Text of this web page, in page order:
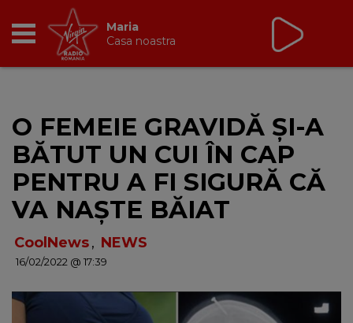
BREAKFAST
TIC TALK
CÂȘTIGĂ
HOT 30
DANCEFLOOR CHART
Virgin Radio Music
00:00 - 08:00
O FEMEIE GRAVIDĂ ȘI-A
BĂTUT UN CUI ÎN CAP
PENTRU A FI SIGURĂ CĂ
VA NAȘTE BĂIAT
CoolNews, NEWS
16/02/2022 @ 17:39